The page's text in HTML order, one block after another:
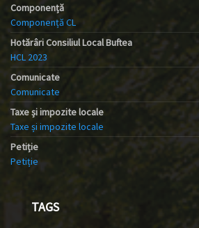
Componență
Componență CL
Hotărâri Consiliul Local Buftea
HCL 2023
Comunicate
Comunicate
Taxe și impozite locale
Taxe și impozite locale
Petiție
Petiție
TAGS